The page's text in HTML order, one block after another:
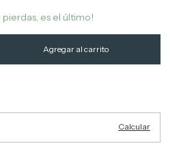
pierdas, es el último!
Calcular